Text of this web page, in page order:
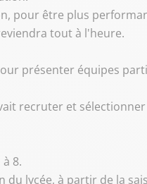
pour être plus
tout à l'heure.
présenter équipes
recruter et
8.
lycée, à partir de la